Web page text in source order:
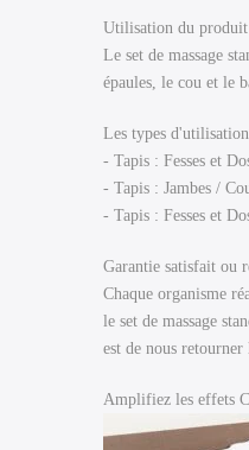
Utilisation du produit
Le set de massage
épaules, le cou et le
Les types
- Tapis : Fesses et
- Tapis : Jambes /
- Tapis : Fesses et
Garantie satisfait ou
Chaque organisme
le set de massage
est de nous retourner
Amplifiez les effets